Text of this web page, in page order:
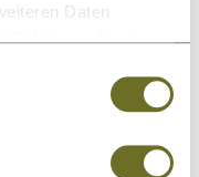
Daten
haben oder die
der Schmerz auf.
zieht der Schmerz
in Richtung